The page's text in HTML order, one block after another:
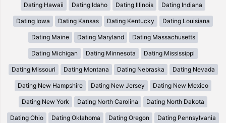
Dating Hawaii Dating Idaho Dating Illinois Dating Indiana
Dating Iowa Dating Kansas Dating Kentucky Dating Louisiana
Dating Maine Dating Maryland Dating Massachusetts
Dating Michigan Dating Minnesota Dating Mississippi
Dating Missouri Dating Montana Dating Nebraska Dating Nevada
Dating New Hampshire Dating New Jersey Dating New Mexico
Dating New York Dating North Carolina Dating North Dakota
Dating Ohio Dating Oklahoma Dating Oregon Dating Pennsylvania